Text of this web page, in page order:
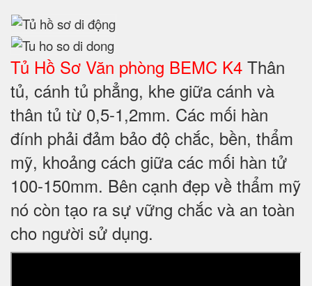
Tủ Hồ Sơ Văn phòng BEMC K4 Thân
tủ, cánh tủ phẳng, khe giữa cánh và
thân tủ từ 0,5-1,2mm. Các mối hàn
đính phải đảm bảo độ chắc, bền, thẩm
mỹ, khoảng cách giữa các mối hàn tử
100-150mm. Bên cạnh đẹp về thẩm mỹ
nó còn tạo ra sự vững chắc và an toàn
cho người sử dụng.